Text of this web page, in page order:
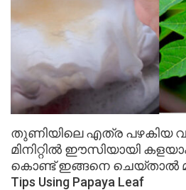
തുണിയിലെ എത്ര പഴകിയ
മിനിറ്റിൽ ഈസിയായി
കൊണ്ട് ഇങ്ങനെ ചെയ്താൽ മതി
Tips Using Papaya Leaf